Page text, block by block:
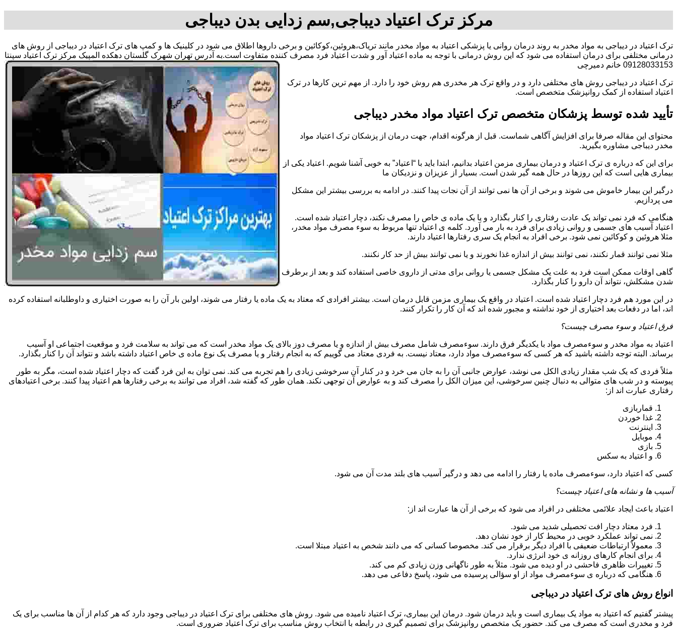
مرکز ترک اعتیاد دیباجی,سم زدایی بدن دیباجی
ترک اعتیاد در دیباجی به مواد مخدر به روند درمان روانی یا پزشکی اعتیاد به مواد مخدر مانند تریاک،هروئین،کوکائین و برخی داروها اطلاق می شود در کلینیک ها و کمپ های ترک اعتیاد در دیباجی از روش های
درمانی مختلفی برای درمان استفاده می شود که این روش درمانی با توجه به ماده اعتیاد آور و شدت اعتیاد فرد مصرف کننده متفاوت است.به آدرس تهران شهرک گلستان دهکده المپیک مرکز ترک اعتیاد سپنتا
09128033153 خانم دمیرچی
ترک اعتیاد در دیباجی روش های مختلفی دارد و در واقع ترک هر مخدری هم روش خود را دارد. از مهم ترین کارها در ترک
اعتیاد استفاده از کمک روانپزشک متخصص است.
تأیید شده توسط پزشکان متخصص ترک اعتیاد مواد مخدر دیباجی
محتوای این مقاله صرفا برای افزایش آگاهی شماست. قبل از هرگونه اقدام، جهت درمان از پزشکان ترک اعتیاد مواد
مخدر دیباجی مشاوره بگیرید.
برای این که درباره ی ترک اعتیاد و درمان بیماری مزمن اعتیاد بدانیم، ابتدا باید با “اعتیاد” به خوبی آشنا شویم. اعتیاد یکی از
بیماری هایی است که این روزها در حال همه گیر شدن است. بسیار از عزیزان و نزدیکان ما
درگیر این بیمار خاموش می شوند و برخی از آن ها نمی توانند از آن نجات پیدا کنند. در ادامه به بررسی بیشتر این مشکل
می پردازیم.
هنگامی که فرد نمی تواند یک عادت رفتاری را کنار بگذارد و یا یک ماده ی خاص را مصرف نکند، دچار اعتیاد شده است.
اعتیاد آسیب های جسمی و روانی زیادی برای فرد به بار می آورد. کلمه ی اعتیاد تنها مربوط به سوء مصرف مواد مخدر،
مثلا هروئین و کوکائین نمی شود. برخی افراد به انجام یک سری رفتارها اعتیاد دارند.
مثلا نمی توانند قمار نکنند، نمی توانند بیش از اندازه غذا نخورند و یا نمی توانند بیش از حد کار نکنند.
گاهی اوقات ممکن است فرد به علت یک مشکل جسمی یا روانی برای مدتی از داروی خاصی استفاده کند و بعد از برطرف
شدن مشکلش، نتواند آن دارو را کنار بگذارد.
در این مورد هم فرد دچار اعتیاد شده است. اعتیاد در واقع یک بیماری مزمن قابل درمان است. بیشتر افرادی که معتاد به یک ماده یا رفتار می شوند، اولین بار آن را به صورت اختیاری و داوطلبانه استفاده کرده
اند، اما در دفعات بعد اختیاری از خود نداشته و مجبور شده اند که آن کار را تکرار کنند.
فرق اعتیاد و سوء مصرف چیست؟
اعتیاد به مواد مخدر و سوءمصرف مواد با یکدیگر فرق دارند. سوءمصرف شامل مصرف بیش از اندازه و یا مصرف دوز بالای یک مواد مخدر است که می تواند به سلامت فرد و موقعیت اجتماعی او آسیب
برساند. البته توجه داشته باشید که هر کسی که سوءمصرف مواد دارد، معتاد نیست. به فردی معتاد می گوییم که به انجام رفتار و یا مصرف یک نوع ماده ی خاص اعتیاد داشته باشد و نتواند آن را کنار بگذارد.
مثلاً فردی که یک شب مقدار زیادی الکل می نوشد، عوارض جانبی آن را به جان می خرد و در کنار آن سرخوشی زیادی را هم تجربه می کند. نمی توان به این فرد گفت که دچار اعتیاد شده است، مگر به طور
پیوسته و در شب های متوالی به دنبال چنین سرخوشی، این میزان الکل را مصرف کند و به عوارض آن توجهی نکند. همان طور که گفته شد، افراد می توانند به برخی رفتارها هم اعتیاد پیدا کنند. برخی اعتیادهای
رفتاری عبارت اند از:
قماربازی
غذا خوردن
اینترنت
موبایل
بازی
و اعتیاد به سکس
کسی که اعتیاد دارد، سوءمصرف ماده یا رفتار را ادامه می دهد و درگیر آسیب های بلند مدت آن می شود.
آسیب ها و نشانه های اعتیاد چیست؟
اعتیاد باعث ایجاد علائمی مختلفی در افراد می شود که برخی از آن ها عبارت اند از:
فرد معتاد دچار افت تحصیلی شدید می شود.
نمی تواند عملکرد خوبی در محیط کار از خود نشان دهد.
معمولاً ارتباطات ضعیفی با افراد دیگر برقرار می کند. مخصوصا کسانی که می دانند شخص به اعتیاد مبتلا است.
برای انجام کارهای روزانه ی خود انرژی ندارد.
تغییرات ظاهری فاحشی در او دیده می شود. مثلاً به طور ناگهانی وزن زیادی کم می کند.
هنگامی که درباره ی سوءمصرف مواد از او سؤالی پرسیده می شود، پاسخ دفاعی می دهد.
انواع روش های ترک اعتیاد در دیباجی
پیشتر گفتیم که اعتیاد به مواد یک بیماری است و باید درمان شود. درمان این بیماری، ترک اعتیاد نامیده می شود. روش های مختلفی برای ترک اعتیاد در دیباجی وجود دارد که هر کدام از آن ها مناسب برای یک
فرد و مخدری است که مصرف می کند. حضور یک متخصص روانپزشک برای تصمیم گیری در رابطه با انتخاب روش مناسب برای ترک اعتیاد ضروری است.